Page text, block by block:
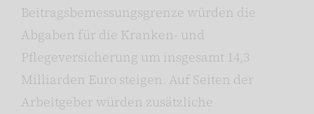
Beitragsbemessungsgrenze würden die
Abgaben für die Kranken- und
Pflegeversicherung um insgesamt 14,3
Milliarden Euro steigen. Auf Seiten der
Arbeitgeber würden zusätzliche